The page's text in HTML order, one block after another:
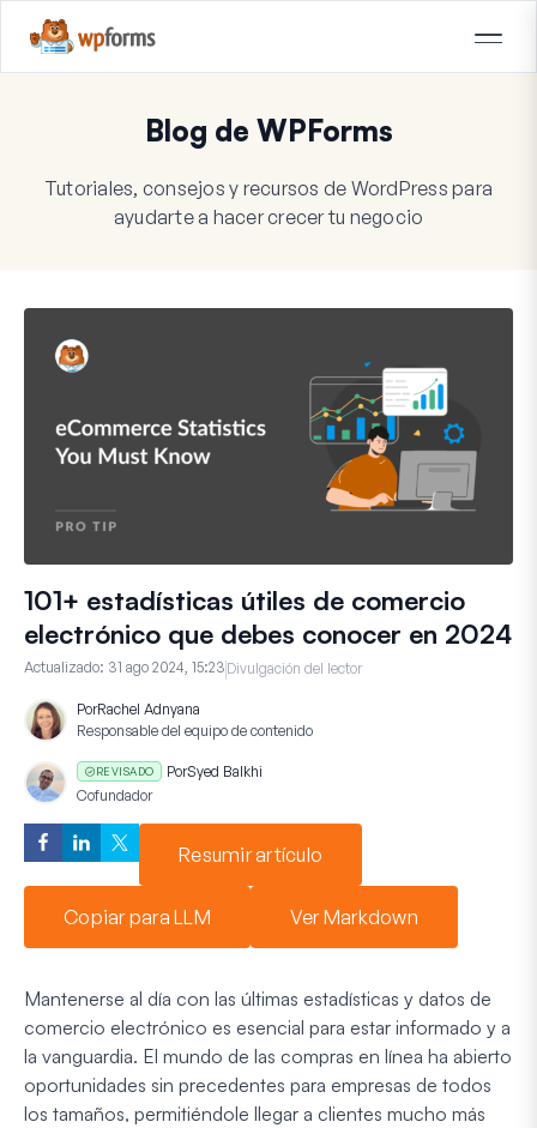
Blog de WPForms
Tutoriales, consejos y recursos de WordPress para
ayudarte a hacer crecer tu negocio
101+ estadísticas útiles de comercio
electrónico que debes conocer en 2024
Actualizado: 31 ago 2024, 15:23 Divulgación del lector
PorRachel Adnyana
Responsable del equipo de contenido
REVISADO PorSyed Balkhi
Cofundador
Resumir artículo
Copiar para LLM Ver Markdown
Mantenerse al día con las últimas estadísticas y datos de
comercio electrónico es esencial para estar informado y a
la vanguardia. El mundo de las compras en línea ha abierto
oportunidades sin precedentes para empresas de todos
los tamaños, permitiéndole llegar a clientes mucho más